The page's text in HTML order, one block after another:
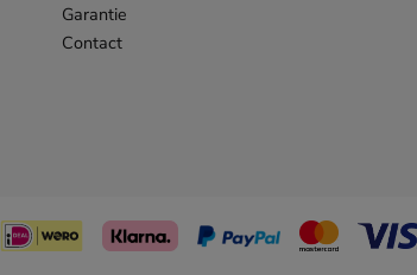
Garantie
Contact